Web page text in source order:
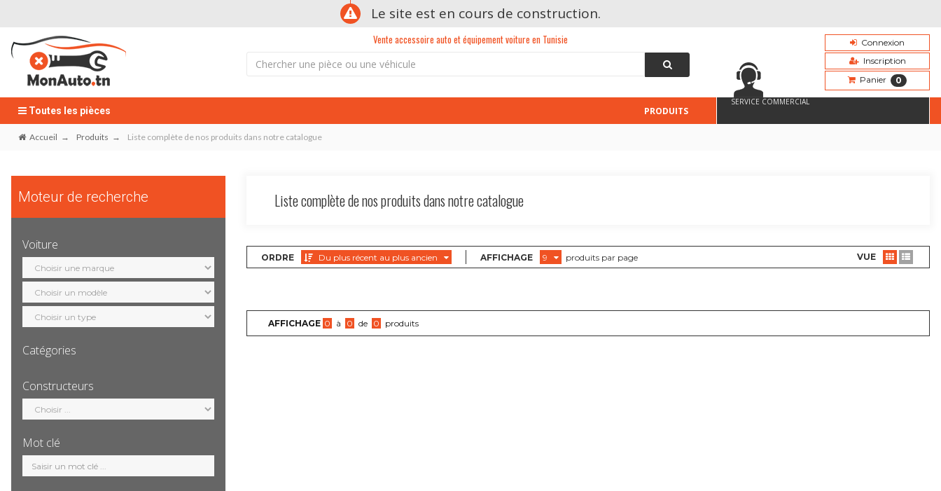
Le site est en cours de construction.
Vente accessoire auto et équipement voiture en Tunisie
Connexion
Inscription
Panier
0
Toutes les pièces PRODUITS
SERVICE COMMERCIAL
Accueil Produits Liste complète de nos produits dans notre catalogue
Moteur de recherche
Voiture
Sélection
marque
Sélection
modèle
Sélection
motorisation
Catégories
catégorie
Constructeurs
Sélection
constructeur
Mot clé
Mot
clé
Liste complète de nos produits dans notre catalogue
ORDRE Du plus récent au plus ancien AFFICHAGE 9 produits par page VUE
AFFICHAGE 0 à 0 de 0 produits